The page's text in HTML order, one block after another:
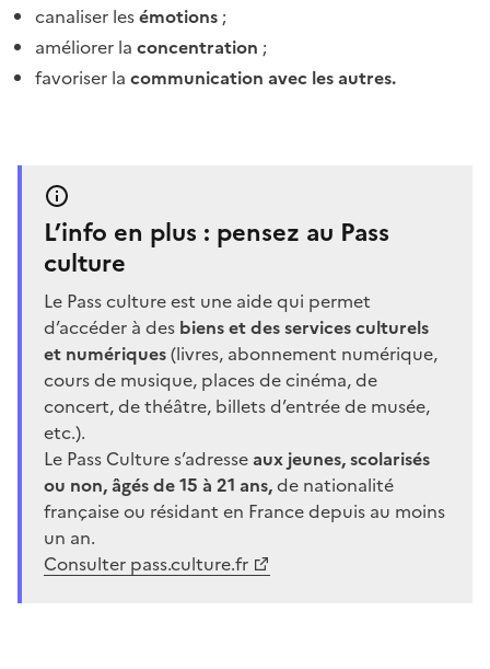
canaliser lesémotions ;
améliorer la concentration ;
favoriser la communication avec les autres.
L’info en plus : pensez au Pass
culture
Le Pass culture est une aide qui permet
d’accéder à des biens et des services culturels
et numériques(livres, abonnement numérique,
cours de musique, places de cinéma, de
concert, de théâtre, billets d’entrée de musée,
etc.).
Le Pass Culture s’adresseaux jeunes, scolarisés
ou non, âgés de 15 à 21 ans,de nationalité
française ou résidant en France depuis au moins
un an.
Consulter pass.culture.fr